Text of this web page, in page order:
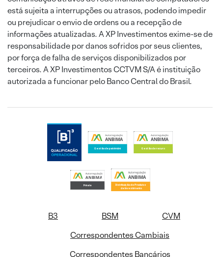
está sujeita a interrupções ou atrasos, podendo impedir
ou prejudicar o envio de ordens ou a recepção de
informações atualizadas. A XP Investimentos exime-se de
responsabilidade por danos sofridos por seus clientes,
por força de falha de serviços disponibilizados por
terceiros. A XP Investimentos CCTVM S/A é instituição
autorizada a funcionar pelo Banco Central do Brasil.
B3 BSM
CVM
Correspondentes Cambiais
Correspondentes Bancários